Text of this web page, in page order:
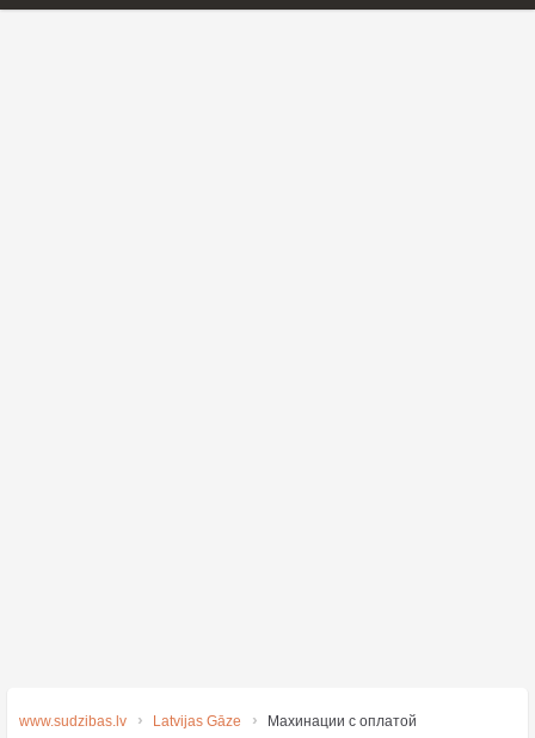
www.sudzibas.lv Latvijas Gāze Махинации с оплатой